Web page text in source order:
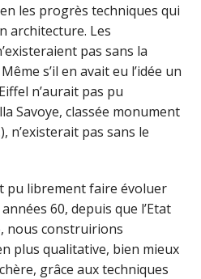
les progrès techniques qui
architecture. Les
pas sans la
s’il en avait eu l’idée un
n’aurait pas pu
Savoye, classée monument
n’existerait pas sans le
pu librement faire évoluer
60, depuis que l’Etat
nous construirions
plus qualitative, bien mieux
grâce aux techniques